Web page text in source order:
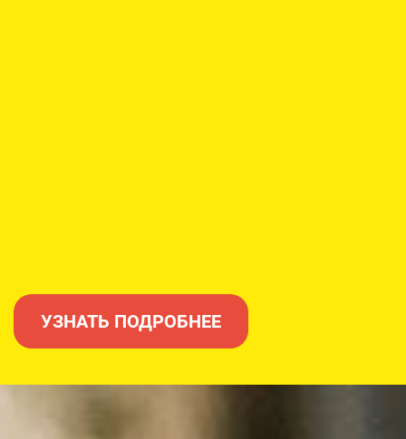
УЗНАТЬ ПОДРОБНЕЕ